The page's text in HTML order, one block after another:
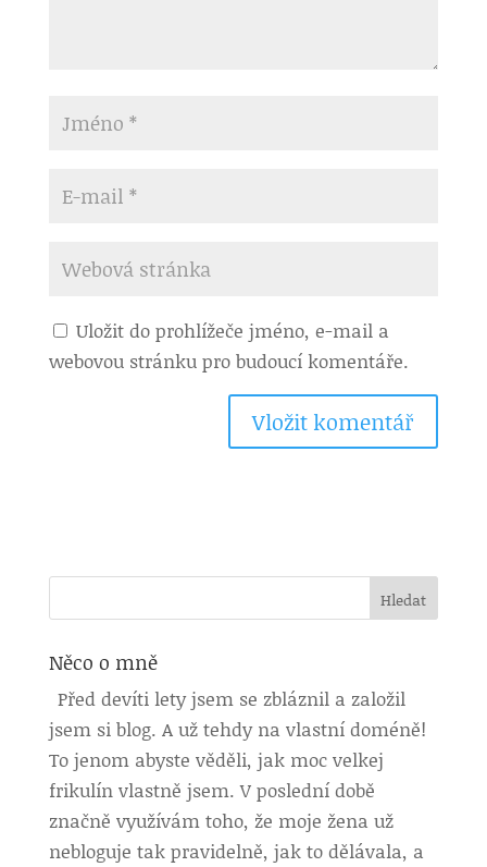
Uložit do prohlížeče jméno, e-mail a
webovou stránku pro budoucí komentáře.
Něco o mně
Před devíti lety jsem se zbláznil a založil
jsem si blog. A už tehdy na vlastní doméně!
To jenom abyste věděli, jak moc velkej
frikulín vlastně jsem. V poslední době
značně využívám toho, že moje žena už
nebloguje tak pravidelně, jak to dělávala, a